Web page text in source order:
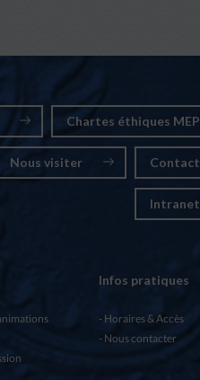
Chartes éthiques MEP
Nous visiter Contact
Intranet
Infos pratiques
Horaires & Accès
Nous contacter